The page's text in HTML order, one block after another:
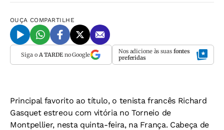
OUÇA COMPARTILHE
Siga o A TARDEno Google Nos adicione às suas fontes
preferidas
Principal favorito ao título, o tenista francês Richard
Gasquet estreou com vitória no Torneio de
Montpellier, nesta quinta-feira, na França. Cabeça de